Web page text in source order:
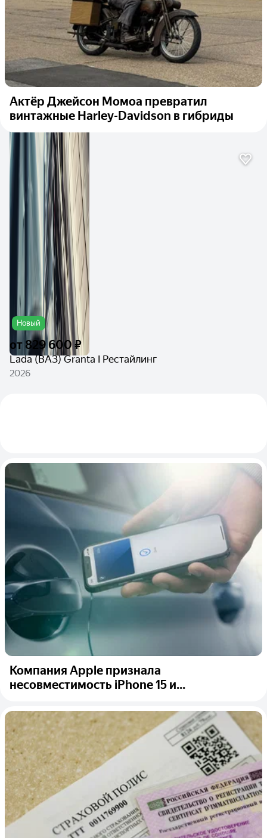
Актёр Джейсон Момоа превратил
винтажные Harley-Davidson в гибриды
Новый
от 829 600 ₽
Lada (ВАЗ) Granta I Рестайлинг
2026
Компания Apple признала
несовместимость iPhone 15 и...